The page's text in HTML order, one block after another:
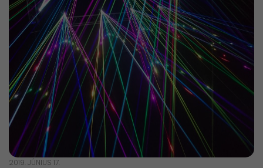
2019. JÚNIUS 17.